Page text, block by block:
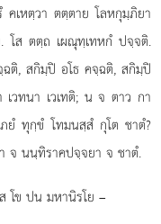
คเหตฺวา ตตฺตาย โลหกุมฺภิยา
โส ตตฺถ เผณุทฺเทหกํ ปจฺจติ.
ติ, สกิมฺปิ อโธ คจฺฉติ, สกิมฺปิ
วทนา เวเทติ; น จ ตาว กา
ยํ ทุกฺขํ โทมนสฺสํ กุโต ชาตํ?
จ นนฺทิราคปจฺจยา จ ชาตํ.
โข ปน มหานิรโย –